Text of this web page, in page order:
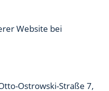
Website bei
Ostrowski-Straße 7,